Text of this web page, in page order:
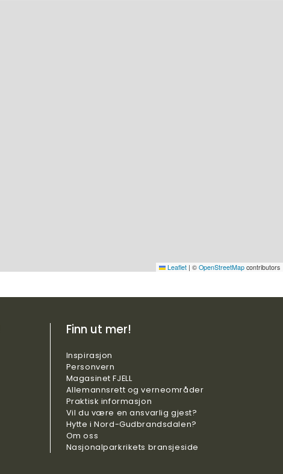
Leaflet | © OpenStreetMap contributors
Finn ut mer!
Inspirasjon
Personvern
Magasinet FJELL
Allemannsrett og verneområder
Praktisk informasjon
Vil du være en ansvarlig gjest?
Hytte i Nord-Gudbrandsdalen?
Om oss
Nasjonalparkrikets bransjeside